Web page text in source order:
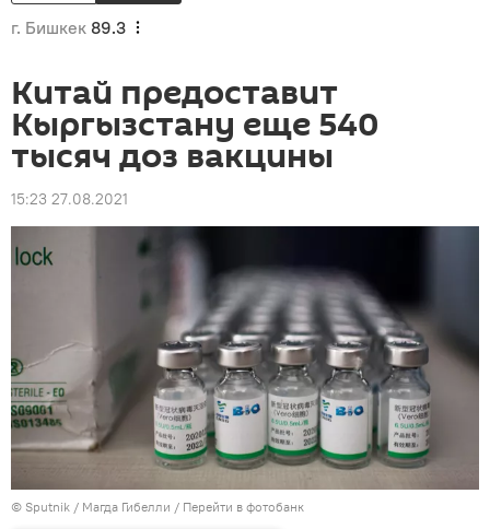
г. Бишкек 89.3
Китай предоставит
Кыргызстану еще 540
тысяч доз вакцины
15:23 27.08.2021
© Sputnik / Магда Гибелли / Перейти в фотобанк